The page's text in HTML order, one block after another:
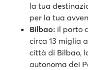
la tua
per la tua
Bilbao: il porto
circa 13 miglia
città di Bilbao,
autonoma dei